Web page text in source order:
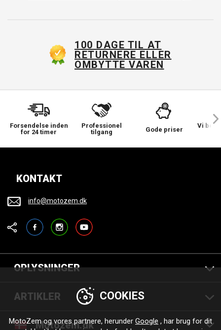
100 DAGE TIL AT
RETURNERE ELLER
OMBYTTE VAREN
Forsendelse inden
for 24 timer
Professionel
tilgang
Gode priser
Vi
KONTAKT
info@motozem.dk
FacebookInstagramYouTube
OPLYSNINGER
ARTIKLER
Motozem.dk
COOKIES
MotoZem og vores partnere, herunder Google , har brug for dit